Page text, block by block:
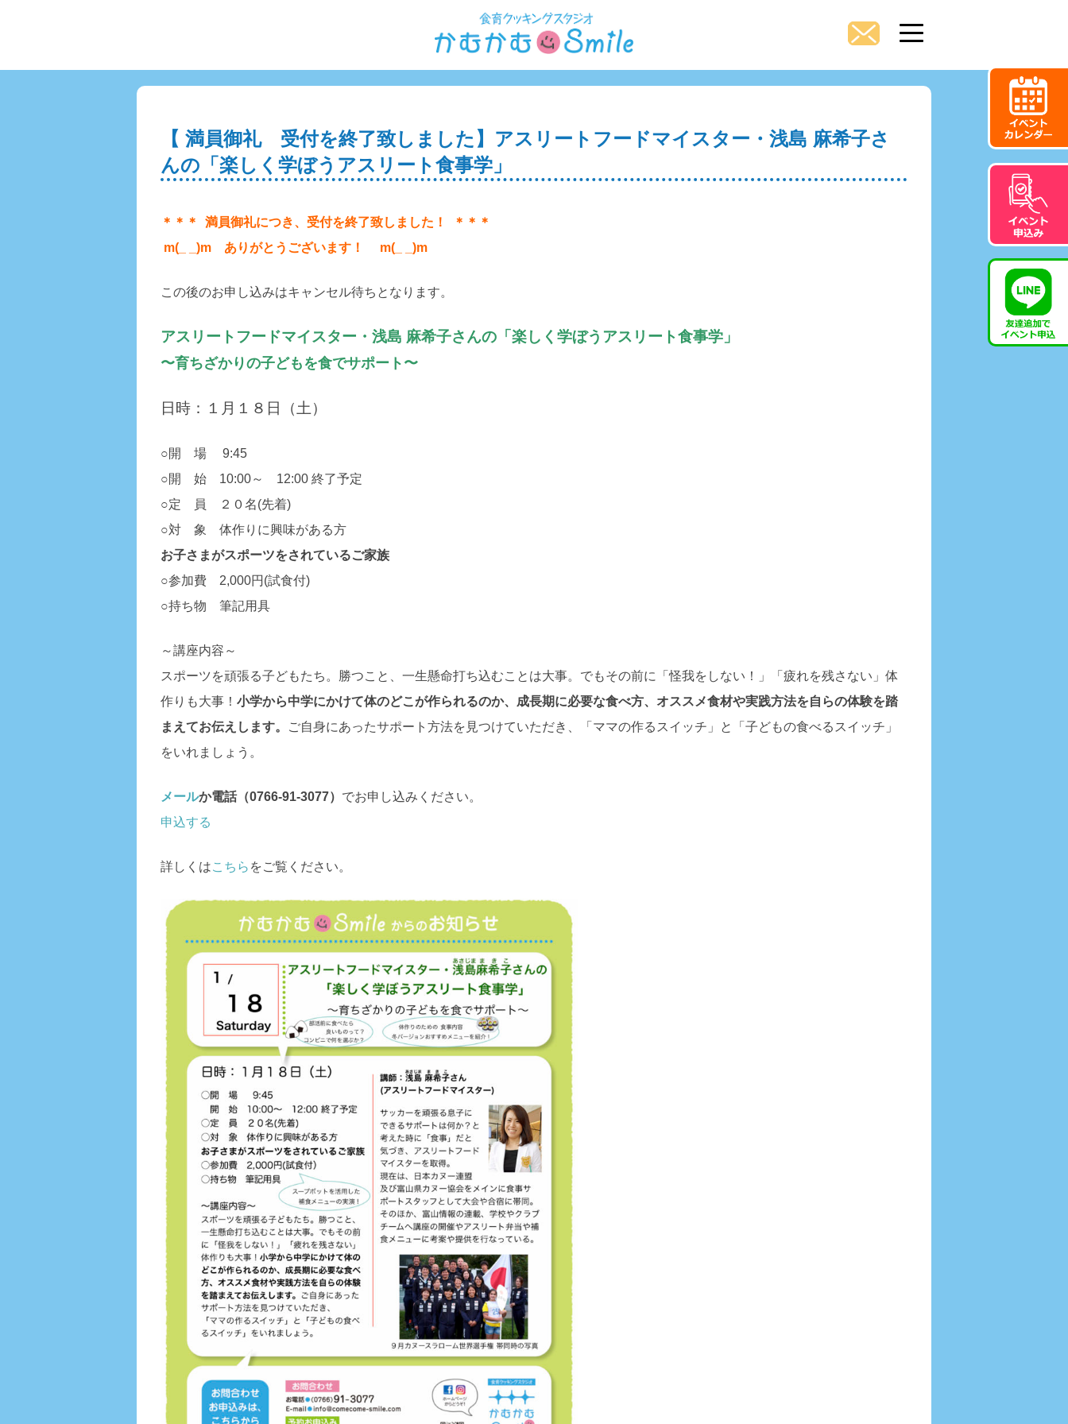
【 満員御礼 受付を終了致しました】アスリートフードマイスター・浅島 麻希子さ
んの「楽しく学ぼうアスリート食事学」
＊＊＊ 満員御礼につき、受付を終了致しました！ ＊＊＊
m(_ _)m ありがとうございます！ m(_ _)m
この後のお申し込みはキャンセル待ちとなります。
アスリートフードマイスター・浅島 麻希子さんの「楽しく学ぼうアスリート食事学」
〜育ちざかりの子どもを食でサポート〜
日時：１月１８日（土）
○開 場 9:45
○開 始 10:00～ 12:00 終了予定
○定 員 ２０名(先着)
○対 象 体作りに興味がある方
お子さまがスポーツをされているご家族
○参加費 2,000円(試食付)
○持ち物 筆記用具
～講座内容～
スポーツを頑張る子どもたち。勝つこと、一生懸命打ち込むことは大事。でもその前に「怪我をしない！」「疲れを残さない」体
作りも大事！ 小学から中学にかけて体のどこが作られるのか、成長期に必要な食べ方、オススメ食材や実践方法を自らの体験を踏
まえてお伝えします。
ご自身にあったサポート方法を見つけていただき、「ママの作るスイッチ」と「子どもの食べるスイッチ」
をいれましょう。
メールか電話（0766-91-3077） でお申し込みください。
申込する
詳しくはこちら をご覧ください。